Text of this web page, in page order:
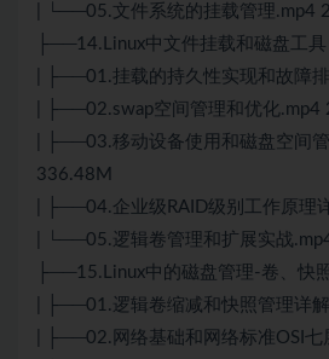
| └──05.文件系统的挂载管理.mp4
├──14.Linux中文件挂载和磁盘工具
| ├──01.挂载的持久性实现和故障
| ├──02.swap空间管理和优化.mp4
| ├──03.移动设备使用和磁盘空间
336.48M
| ├──04.企业级RAID级别工作原理
| └──05.逻辑卷管理和扩展实战
├──15.Linux中的磁盘管理-卷、快
| ├──01.逻辑卷缩减和快照管理详
| ├──02.网络基础和网络标准OSI